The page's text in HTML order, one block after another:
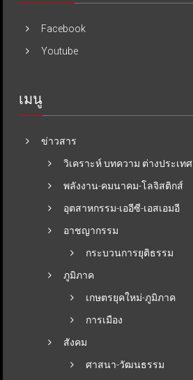
Facebook
Youtube
เมนู
ข่าวสาร
วิเคราะห์ บทความ ต่างประเทศ
พลังงาน-คมนาคม-โลจิสติกส์
อุตสาหกรรม-เออีซี-เอสเอมอี
อาชญากรรม
กระบวนการยุติธรรม
ภูมิภาค
เกษตรยุคใหม่-ภูมิภาค
การเมือง
สังคม
ศาสนา-วัฒนธรรม